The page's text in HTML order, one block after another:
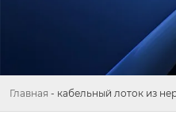
Главная - кабельный лоток из